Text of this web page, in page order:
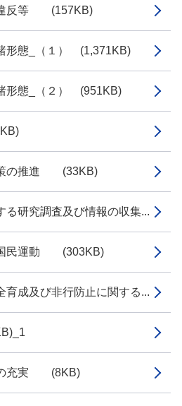
反等 (157KB)
形態_（１） (1,371KB)
形態_（２） (951KB)
の推進 (33KB)
研究調査及び情報の収集...
民運動 (303KB)
成及び非行防止に関する...
充実 (8KB)